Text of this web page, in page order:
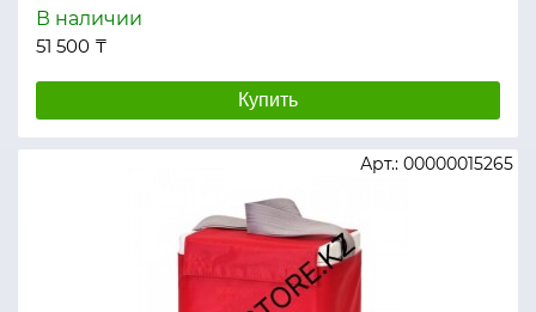
В наличии
51 500 ₸
Купить
Арт.: 00000015265